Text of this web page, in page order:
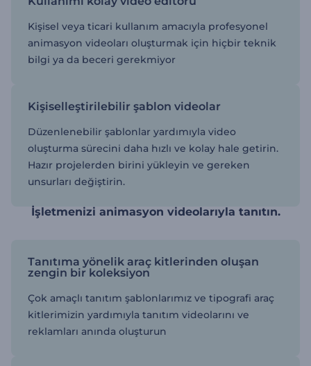
Kişisel veya ticari kullanım amacıyla profesyonel
animasyon videoları oluşturmak için hiçbir teknik
bilgi ya da beceri gerekmiyor
Kişiselleştirilebilir şablon videolar
Düzenlenebilir şablonlar yardımıyla video
oluşturma sürecini daha hızlı ve kolay hale getirin.
Hazır projelerden birini yükleyin ve gereken
unsurları değiştirin.
İşletmenizi animasyon videolarıyla tanıtın.
Tanıtıma yönelik araç kitlerinden oluşan
zengin bir koleksiyon
Çok amaçlı tanıtım şablonlarımız ve tipografi araç
kitlerimizin yardımıyla tanıtım videolarını ve
reklamları anında oluşturun